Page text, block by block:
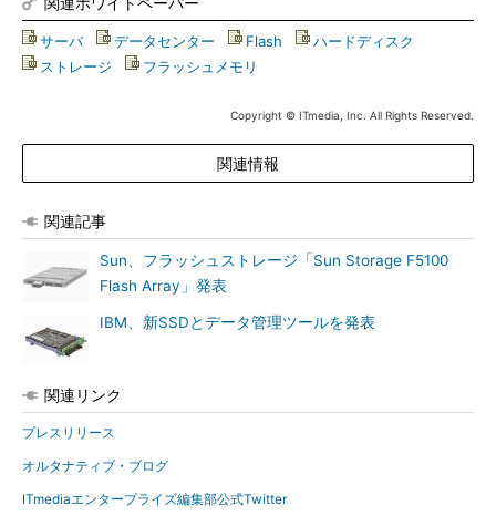
サーバ| データセンター Flash ハードディスク
ストレージ
フラッシュメモリ
Copyright © ITmedia, Inc. All Rights Reserved.
関連情報
関連記事
Sun、フラッシュストレージ「Sun Storage F5100
Flash Array」発表
IBM、新SSDとデータ管理ツールを発表
関連リンク
プレスリリース
オルタナティブ・ブログ
ITmediaエンタープライズ編集部公式Twitter